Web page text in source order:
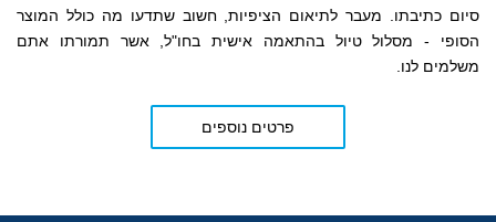
סיום כתיבתו. מעבר לתיאום הציפיות, חשוב שתדעו מה כולל המוצר
הסופי - מסלול טיול בהתאמה אישית בחו"ל, אשר תמורתו אתם
משלמים לנו.
פרטים נוספים